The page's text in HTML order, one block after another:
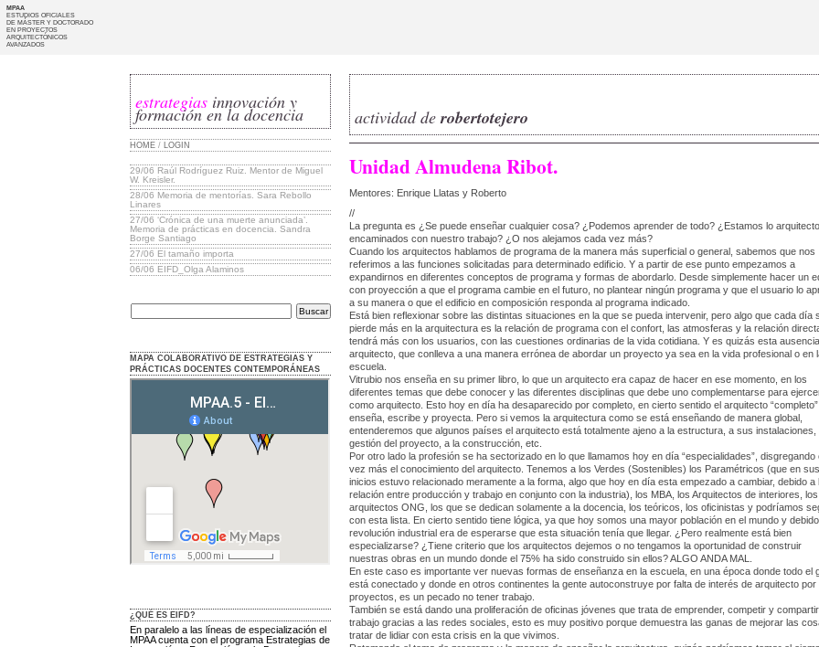
MPAA
ESTUDIOS OFICIALES
DE MÁSTER Y DOCTORADO
EN PROYECTOS
ARQUITECTÓNICOS
AVANZADOS
estrategias innovación y
formación en la docencia
HOME / LOGIN
29/06 Raúl Rodríguez Ruiz. Mentor de Miguel
W. Kreisler.
28/06 Memoria de mentorías. Sara Rebollo
Linares
27/06 ‘Crónica de una muerte anunciada’.
Memoria de prácticas en docencia. Sandra
Borge Santiago
27/06 El tamaño importa
06/06 EIFD_Olga Alaminos
MAPA COLABORATIVO DE ESTRATEGIAS Y
PRÁCTICAS DOCENTES CONTEMPORÁNEAS
¿QUÉ ES EIFD?
En paralelo a las líneas de especialización el
MPAA cuenta con el programa Estrategias de
actividad derobertotejero
Unidad Almudena Ribot.
Mentores: Enrique Llatas y Roberto
//
La pregunta es ¿Se puede enseñar cualquier cosa? ¿Podemos aprender de todo? ¿Estamos lo
encaminados con nuestro trabajo? ¿O nos alejamos cada vez más?
Cuando los arquitectos hablamos de programa de la manera más superficial o general, sabemos que nos
referimos a las funciones solicitadas para determinado edificio. Y a partir de ese punto empezamos a
expandirnos en diferentes conceptos de programa y formas de abordarlo. Desde simplemente hacer un
con proyección a que el programa cambie en el futuro, no plantear ningún programa y que el usuario lo
a su manera o que el edificio en composición responda al programa indicado.
Está bien reflexionar sobre las distintas situaciones en la que se pueda intervenir, pero algo que cada día
pierde más en la arquitectura es la relación de programa con el confort, las atmosferas y la relación
tendrá más con los usuarios, con las cuestiones ordinarias de la vida cotidiana. Y es quizás esta
arquitecto, que conlleva a una manera errónea de abordar un proyecto ya sea en la vida profesional o en
escuela.
Vitrubio nos enseña en su primer libro, lo que un arquitecto era capaz de hacer en ese momento, en los
diferentes temas que debe conocer y las diferentes disciplinas que debe uno complementarse para
como arquitecto. Esto hoy en día ha desaparecido por completo, en cierto sentido el arquitecto “completo”
enseña, escribe y proyecta. Pero si vemos la arquitectura como se está enseñando de manera global,
entenderemos que algunos países el arquitecto está totalmente ajeno a la estructura, a sus instalaciones,
gestión del proyecto, a la construcción, etc.
Por otro lado la profesión se ha sectorizado en lo que llamamos hoy en día “especialidades”, disgregando
vez más el conocimiento del arquitecto. Tenemos a los Verdes (Sostenibles) los Paramétricos (que en sus
inicios estuvo relacionado meramente a la forma, algo que hoy en día esta empezado a cambiar, debido a
relación entre producción y trabajo en conjunto con la industria), los MBA, los Arquitectos de interiores, los
arquitectos ONG, los que se dedican solamente a la docencia, los teóricos, los oficinistas y podríamos
con esta lista. En cierto sentido tiene lógica, ya que hoy somos una mayor población en el mundo y
revolución industrial era de esperarse que esta situación tenía que llegar. ¿Pero realmente está bien
especializarse? ¿Tiene criterio que los arquitectos dejemos o no tengamos la oportunidad de construir
nuestras obras en un mundo donde el 75% ha sido construido sin ellos? ALGO ANDA MAL.
En este caso es importante ver nuevas formas de enseñanza en la escuela, en una época donde todo el
está conectado y donde en otros continentes la gente autoconstruye por falta de interés de arquitecto por
proyectos, es un pecado no tener trabajo.
También se está dando una proliferación de oficinas jóvenes que trata de emprender, competir y
trabajo gracias a las redes sociales, esto es muy positivo porque demuestra las ganas de mejorar las
tratar de lidiar con esta crisis en la que vivimos.